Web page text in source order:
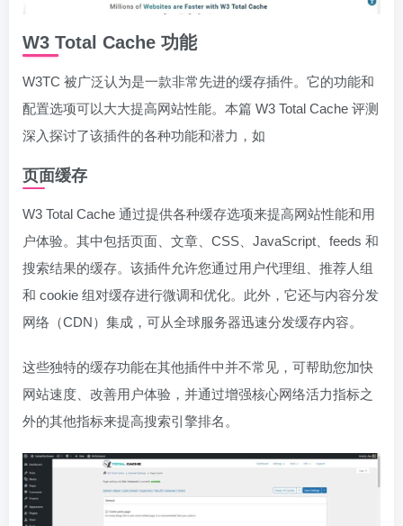
W3 Total Cache 功能
W3TC 被广泛认为是一款非常先进的缓存插件。它的功能和
配置选项可以大大提高网站性能。本篇 W3 Total Cache 评测
深入探讨了该插件的各种功能和潜力，如
页面缓存
W3 Total Cache 通过提供各种缓存选项来提高网站性能和用
户体验。其中包括页面、文章、CSS、JavaScript、feeds 和
搜索结果的缓存。该插件允许您通过用户代理组、推荐人组
和 cookie 组对缓存进行微调和优化。此外，它还与内容分发
网络（CDN）集成，可从全球服务器迅速分发缓存内容。
这些独特的缓存功能在其他插件中并不常见，可帮助您加快
网站速度、改善用户体验，并通过增强核心网络活力指标之
外的其他指标来提高搜索引擎排名。